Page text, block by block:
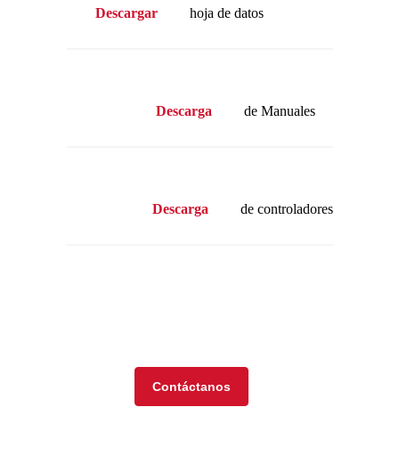
Descargar hoja de datos
Descarga de Manuales
Descarga de controladores
Contáctanos